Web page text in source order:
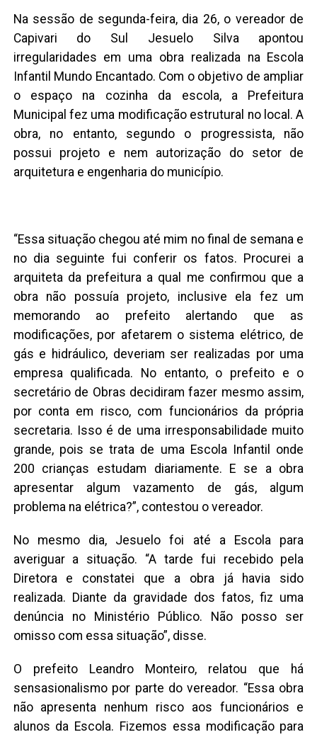
Na sessão de segunda-feira, dia 26, o vereador de
Capivari do Sul Jesuelo Silva apontou
irregularidades em uma obra realizada na Escola
Infantil Mundo Encantado. Com o objetivo de ampliar
o espaço na cozinha da escola, a Prefeitura
Municipal fez uma modificação estrutural no local. A
obra, no entanto, segundo o progressista, não
possui projeto e nem autorização do setor de
arquitetura e engenharia do município.
“Essa situação chegou até mim no final de semana e
no dia seguinte fui conferir os fatos. Procurei a
arquiteta da prefeitura a qual me confirmou que a
obra não possuía projeto, inclusive ela fez um
memorando ao prefeito alertando que as
modificações, por afetarem o sistema elétrico, de
gás e hidráulico, deveriam ser realizadas por uma
empresa qualificada. No entanto, o prefeito e o
secretário de Obras decidiram fazer mesmo assim,
por conta em risco, com funcionários da própria
secretaria. Isso é de uma irresponsabilidade muito
grande, pois se trata de uma Escola Infantil onde
200 crianças estudam diariamente. E se a obra
apresentar algum vazamento de gás, algum
problema na elétrica?”, contestou o vereador.
No mesmo dia, Jesuelo foi até a Escola para
averiguar a situação. “A tarde fui recebido pela
Diretora e constatei que a obra já havia sido
realizada. Diante da gravidade dos fatos, fiz uma
denúncia no Ministério Público. Não posso ser
omisso com essa situação”, disse.
O prefeito Leandro Monteiro, relatou que há
sensasionalismo por parte do vereador. “Essa obra
não apresenta nenhum risco aos funcionários e
alunos da Escola. Fizemos essa modificação para